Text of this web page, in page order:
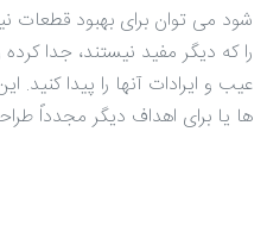
شود می توان برای بهبود قطعات
را که دیگر مفید نیستند، جدا
عیب و ایرادات آنها را پیدا
ها یا برای اهداف دیگر مجدداً